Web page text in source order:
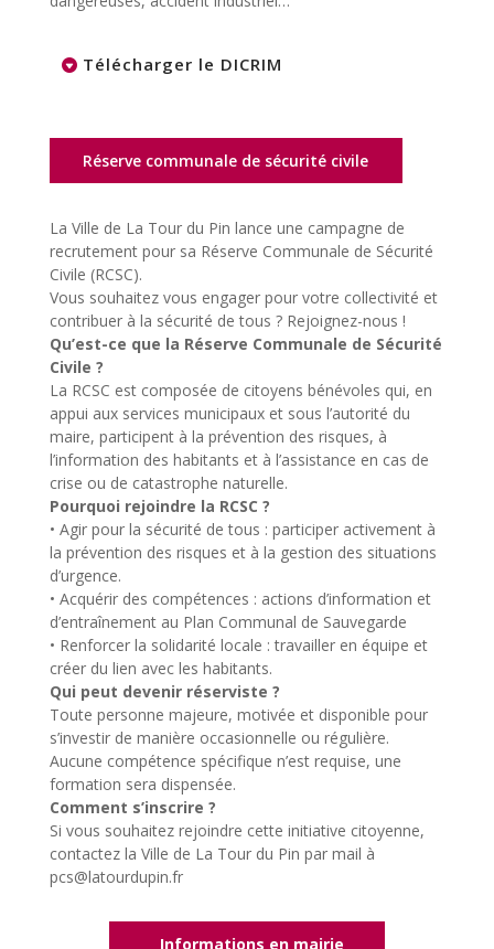
Télécharger le DICRIM
Réserve communale de sécurité civile
La Ville de La Tour du Pin lance une campagne de
recrutement pour sa Réserve Communale de Sécurité
Civile (RCSC).
Vous souhaitez vous engager pour votre collectivité et
contribuer à la sécurité de tous ? Rejoignez-nous !
Qu’est-ce que la Réserve Communale de Sécurité
Civile ?
La RCSC est composée de citoyens bénévoles qui, en
appui aux services municipaux et sous l’autorité du
maire, participent à la prévention des risques, à
l’information des habitants et à l’assistance en cas de
crise ou de catastrophe naturelle.
Pourquoi rejoindre la RCSC ?
• Agir pour la sécurité de tous : participer activement à
la prévention des risques et à la gestion des situations
d’urgence.
• Acquérir des compétences : actions d’information et
d’entraînement au Plan Communal de Sauvegarde
• Renforcer la solidarité locale : travailler en équipe et
créer du lien avec les habitants.
Qui peut devenir réserviste ?
Toute personne majeure, motivée et disponible pour
s’investir de manière occasionnelle ou régulière.
Aucune compétence spécifique n’est requise, une
formation sera dispensée.
Comment s’inscrire ?
Si vous souhaitez rejoindre cette initiative citoyenne,
contactez la Ville de La Tour du Pin par mail à
pcs@latourdupin.fr
Informations en mairie